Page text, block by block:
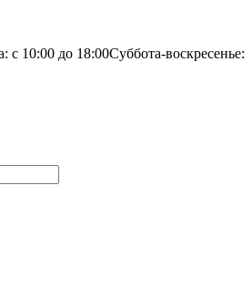
с 10:00 до 18:00Суббота-воскресенье: